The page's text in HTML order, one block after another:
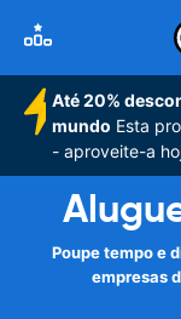
Até 20%
mundo Esta
- aproveite-a
Poupe tempo e
empresas